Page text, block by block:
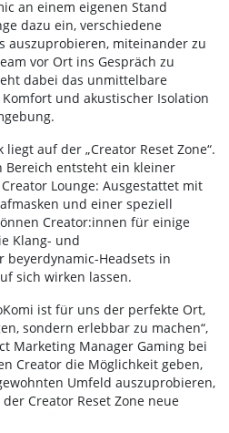
an einem eigenen Stand
dazu ein, verschiedene
auszuprobieren, miteinander zu
vor Ort ins Gespräch zu
dabei das unmittelbare
und akustischer Isolation
auf der „Creator Reset Zone“.
entsteht ein kleiner
Lounge: Ausgestattet mit
und einer speziell
Creator:innen für einige
Klang- und
beyerdynamic-Headsets in
sich wirken lassen.
ist für uns der perfekte Ort,
sondern erlebbar zu machen“,
Marketing Manager Gaming bei
Creator die Möglichkeit geben,
Umfeld auszuprobieren,
Creator Reset Zone neue